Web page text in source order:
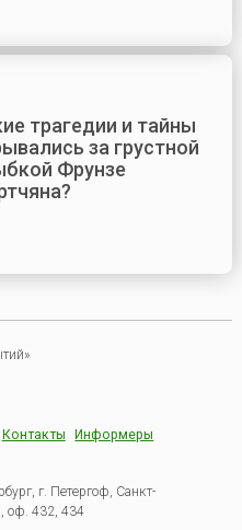
трагедии и тайны
за грустной
Фрунзе
Контакты Информеры
г. Петергоф, Санкт-
оф. 432, 434